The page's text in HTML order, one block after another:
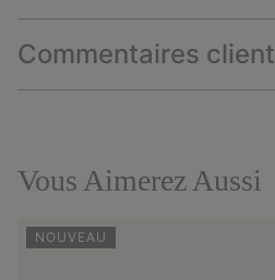
Commentaires client
Vous Aimerez Aussi
NOUVEAU